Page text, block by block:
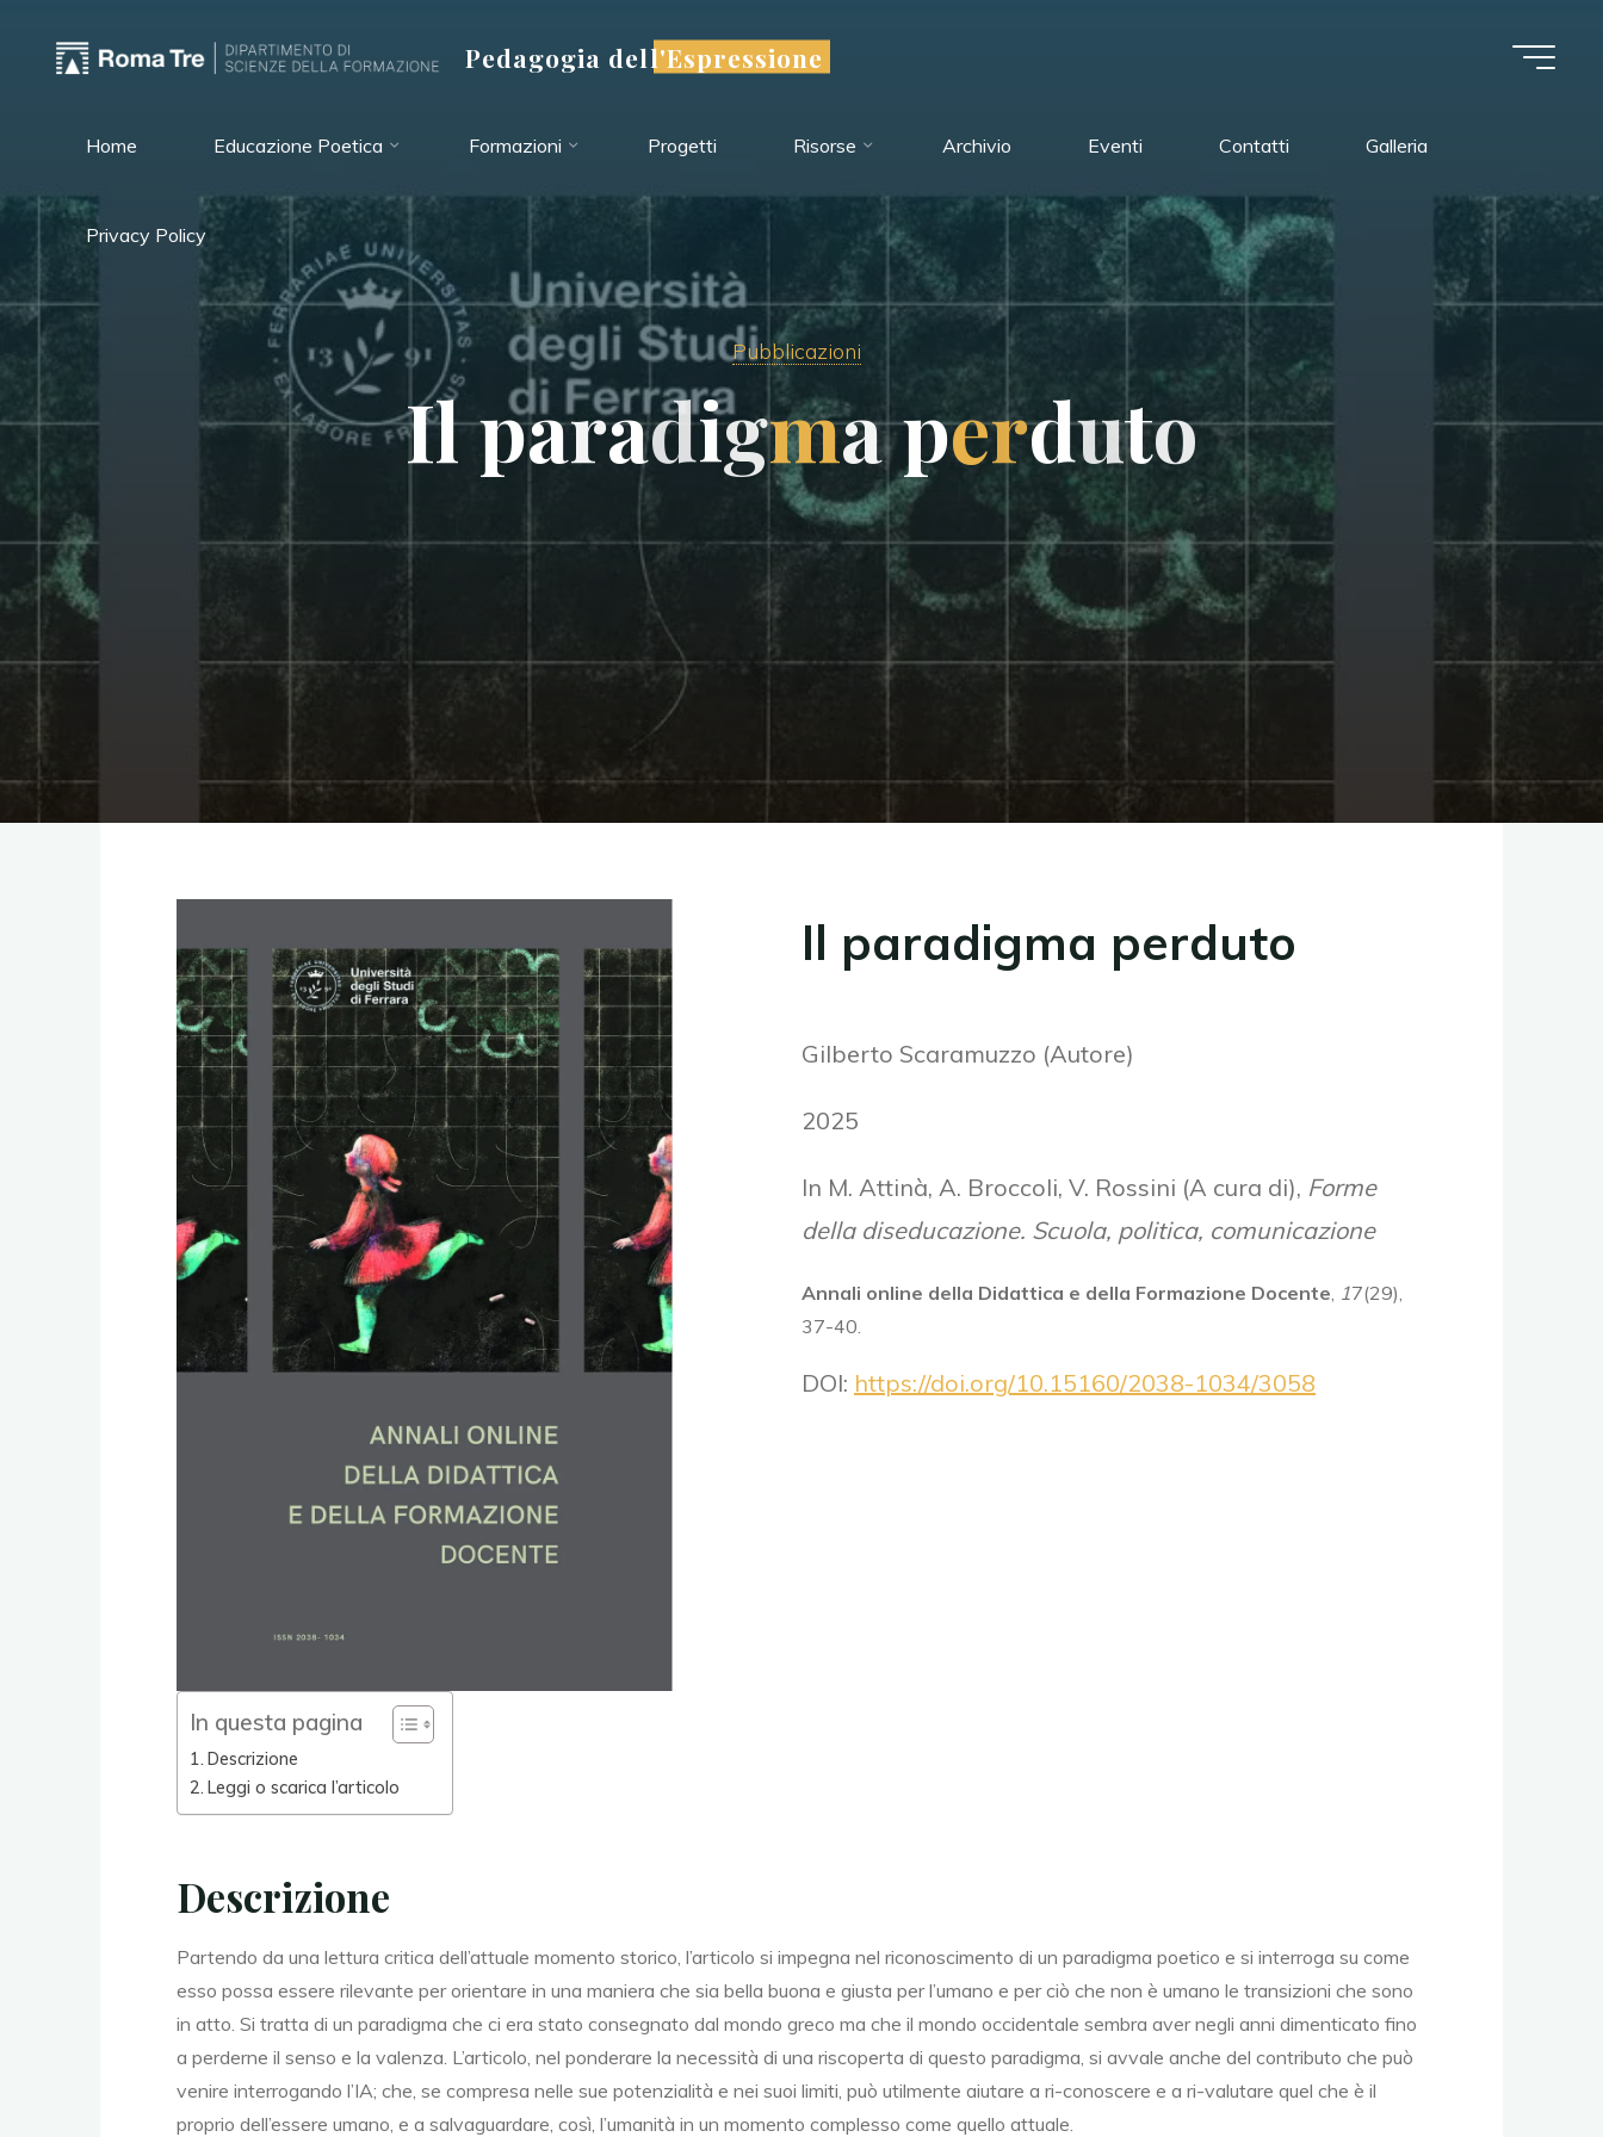
Pedagogia dell'Espressione
Home Educazione Poetica Formazioni Progetti Risorse Archivio Eventi Contatti Galleria
Privacy Policy
Pubblicazioni
Ilparadigmaperduto
Il paradigma perduto
Gilberto Scaramuzzo (Autore)
2025
In M. Attinà, A. Broccoli, V. Rossini (A cura di), Forme
della diseducazione. Scuola, politica, comunicazione
Annali online della Didattica e della Formazione Docente, 17(29),
37-40.
DOI: https://doi.org/10.15160/2038-1034/3058
In questa pagina
Descrizione
Leggi o scarica l’articolo
Descrizione
Partendo da una lettura critica dell’attuale momento storico, l’articolo si impegna nel riconoscimento di un paradigma poetico e si interroga su come
esso possa essere rilevante per orientare in una maniera che sia bella buona e giusta per l’umano e per ciò che non è umano le transizioni che sono
in atto. Si tratta di un paradigma che ci era stato consegnato dal mondo greco ma che il mondo occidentale sembra aver negli anni dimenticato fino
a perderne il senso e la valenza. L’articolo, nel ponderare la necessità di una riscoperta di questo paradigma, si avvale anche del contributo che può
venire interrogando l’IA; che, se compresa nelle sue potenzialità e nei suoi limiti, può utilmente aiutare a ri-conoscere e a ri-valutare quel che è il
proprio dell’essere umano, e a salvaguardare, così, l’umanità in un momento complesso come quello attuale.